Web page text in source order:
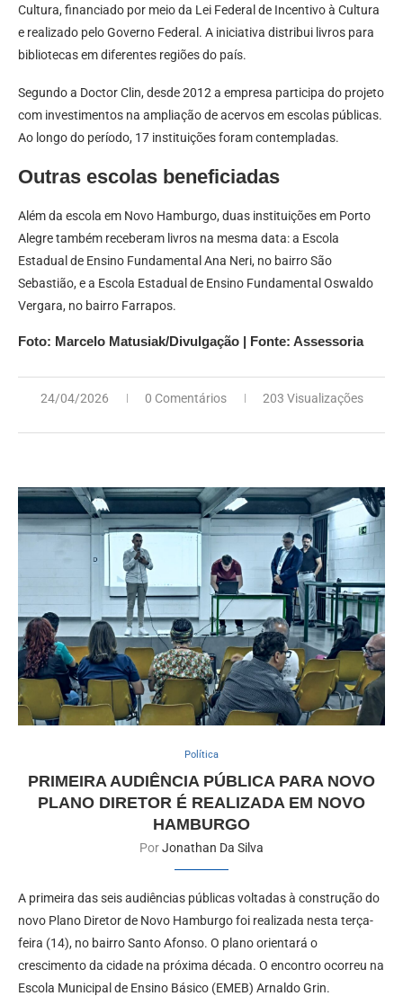
Cultura, financiado por meio da Lei Federal de Incentivo à Cultura
e realizado pelo Governo Federal. A iniciativa distribui livros para
bibliotecas em diferentes regiões do país.
Segundo a Doctor Clin, desde 2012 a empresa participa do projeto
com investimentos na ampliação de acervos em escolas públicas.
Ao longo do período, 17 instituições foram contempladas.
Outras escolas beneficiadas
Além da escola em Novo Hamburgo, duas instituições em Porto
Alegre também receberam livros na mesma data: a Escola
Estadual de Ensino Fundamental Ana Neri, no bairro São
Sebastião, e a Escola Estadual de Ensino Fundamental Oswaldo
Vergara, no bairro Farrapos.
Foto: Marcelo Matusiak/Divulgação | Fonte: Assessoria
24/04/2026 0 Comentários 203 Visualizações
Política
PRIMEIRA AUDIÊNCIA PÚBLICA PARA NOVO
PLANO DIRETOR É REALIZADA EM NOVO
HAMBURGO
PorJonathan Da Silva
A primeira das seis audiências públicas voltadas à construção do
novo Plano Diretor de Novo Hamburgo foi realizada nesta terça-
feira (14), no bairro Santo Afonso. O plano orientará o
crescimento da cidade na próxima década. O encontro ocorreu na
Escola Municipal de Ensino Básico (EMEB) Arnaldo Grin.